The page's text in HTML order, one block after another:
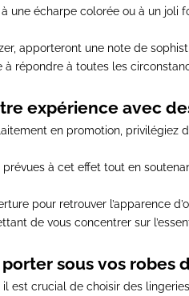
à une écharpe colorée ou à un
apporteront une note de
répondre à toutes les
expérience avec
en promotion, privilégiez
prévues à cet effet tout en
pour retrouver l’apparence
de vous concentrer sur
sous vos robes
est crucial de choisir des